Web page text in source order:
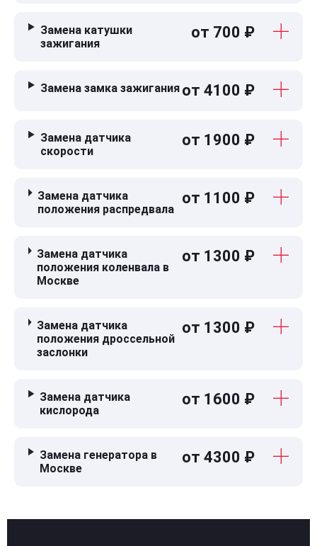
Замена катушки
зажигания
от 700 ₽
Замена замка зажигания от 4100 ₽
Замена датчика
скорости
от 1900 ₽
Замена датчика
положения распредвала
от 1100 ₽
Замена датчика
положения коленвала в
Москве
от 1300 ₽
Замена датчика
положения дроссельной
заслонки
от 1300 ₽
Замена датчика
кислорода
от 1600 ₽
Замена генератора в
Москве
от 4300 ₽